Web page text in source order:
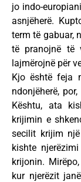
jo indo-
asnjëherë.
term të gabuar,
të pranojnë të
lajmërojnë për
Kjo është feja
ndonjëherë,
Kështu, ata
krijimin e
secilit krijim
kishte
krijonin.
kur njerëzit